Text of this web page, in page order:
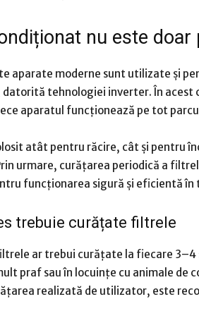
nu este doar
aparate moderne sunt utilizate și
datorită tehnologiei inverter. În
aparatul funcționează pe tot
atât pentru răcire, cât și pentru
urmare, curățarea periodică a
funcționarea sigură și eficientă
trebuie curățate filtrele
ar trebui curățate la fiecare
praf sau în locuințe cu animale de
realizată de utilizator, este